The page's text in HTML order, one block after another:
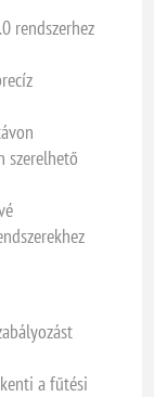
rendszerhez
szerelhető
a fűtési